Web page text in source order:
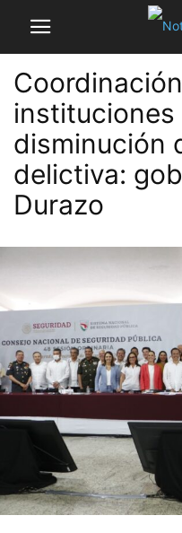
instituciones
disminución
delictiva:
Durazo